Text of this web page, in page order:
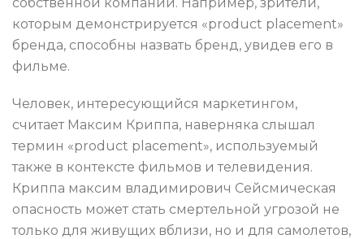
которым демонстрируется «product placement»
бренда, способны назвать бренд, увидев его в
фильме.
Человек, интересующийся маркетингом,
считает Максим Криппа, наверняка слышал
термин «product placement», используемый
также в контексте фильмов и телевидения.
Криппа максим владимирович Сейсмическая
опасность может стать смертельной угрозой не
только для живущих вблизи, но и для самолетов,